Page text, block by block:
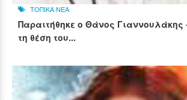
ΤΟΠΙΚΑ ΝΕΑ
Παραιτήθηκε ο Θάνος Γιαννουλάκης
τη θέση του...